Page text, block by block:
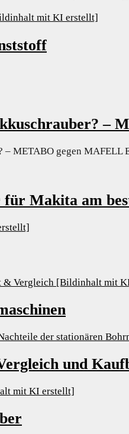
–
– METABO gegen
Makita am
und